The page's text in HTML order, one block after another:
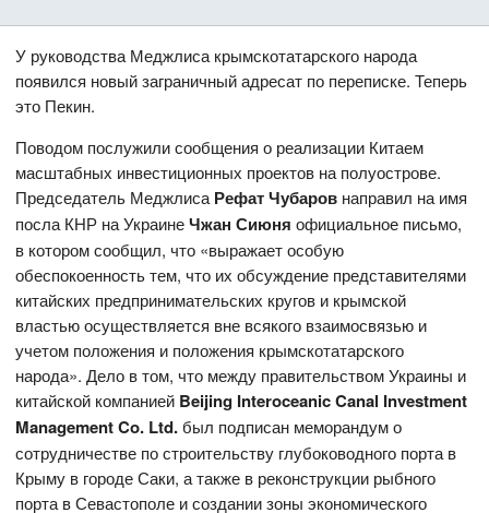
У руководства Меджлиса крымскотатарского народа
появился новый заграничный адресат по переписке. Теперь
это Пекин.
Поводом послужили сообщения о реализации Китаем
масштабных инвестиционных проектов на полуострове.
Председатель МеджлисаРефат Чубаров направил на имя
посла КНР на УкраинеЧжан Сиюня официальное письмо,
в котором сообщил, что «выражает особую
обеспокоенность тем, что их обсуждение представителями
китайских предпринимательских кругов и крымской
властью осуществляется вне всякого взаимосвязью и
учетом положения и положения крымскотатарского
народа». Дело в том, что между правительством Украины и
китайской компанией Beijing Interoceanic Canal Investment
Management Co. Ltd.был подписан меморандум о
сотрудничестве по строительству глубоководного порта в
Крыму в городе Саки, а также в реконструкции рыбного
порта в Севастополе и создании зоны экономического